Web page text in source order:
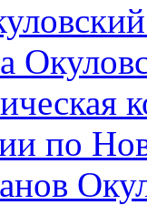
по